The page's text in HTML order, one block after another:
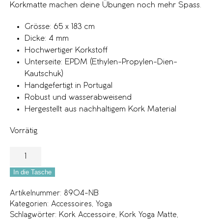
Korkmatte machen deine Übungen noch mehr Spass.
Grösse: 65 x 183 cm
Dicke: 4 mm
Hochwertiger Korkstoff
Unterseite: EPDM (Ethylen-Propylen-Dien-
Kautschuk)
Handgefertigt in Portugal
Robust und wasserabweisend
Hergestellt aus nachhaltigem Kork Material
Vorrätig
In die Tasche
Artikelnummer: 8904-NB
Kategorien: Accessoires
Yoga
Schlagwörter: Kork Accessoire Kork Yoga Matte